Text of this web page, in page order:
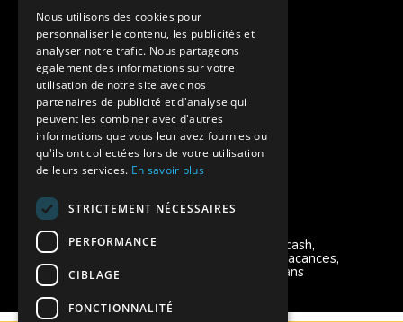
Assurances annulations
Aides financières pour partir en colonie
Charte de confidentialité
Vacances Adaptées Adulte Supernova
Modes de règlement acceptés
Chèque, Virement, Espèces, Mandats cash,
Bons CAF, Conseil général, Chèques vacances,
Carte bancaire, Prise en charge reçu sans
règlement, Prélèvement, Pass Colo
Nous utilisons des cookies pour
personnaliser le contenu, les publicités et
analyser notre trafic. Nous partageons
également des informations sur votre
utilisation de notre site avec nos
partenaires de publicité et d'analyse qui
peuvent les combiner avec d'autres
informations que vous leur avez fournies ou
qu'ils ont collectées lors de votre utilisation
de leurs services. En savoir plus
STRICTEMENT NÉCESSAIRES
PERFORMANCE
CIBLAGE
FONCTIONNALITÉ